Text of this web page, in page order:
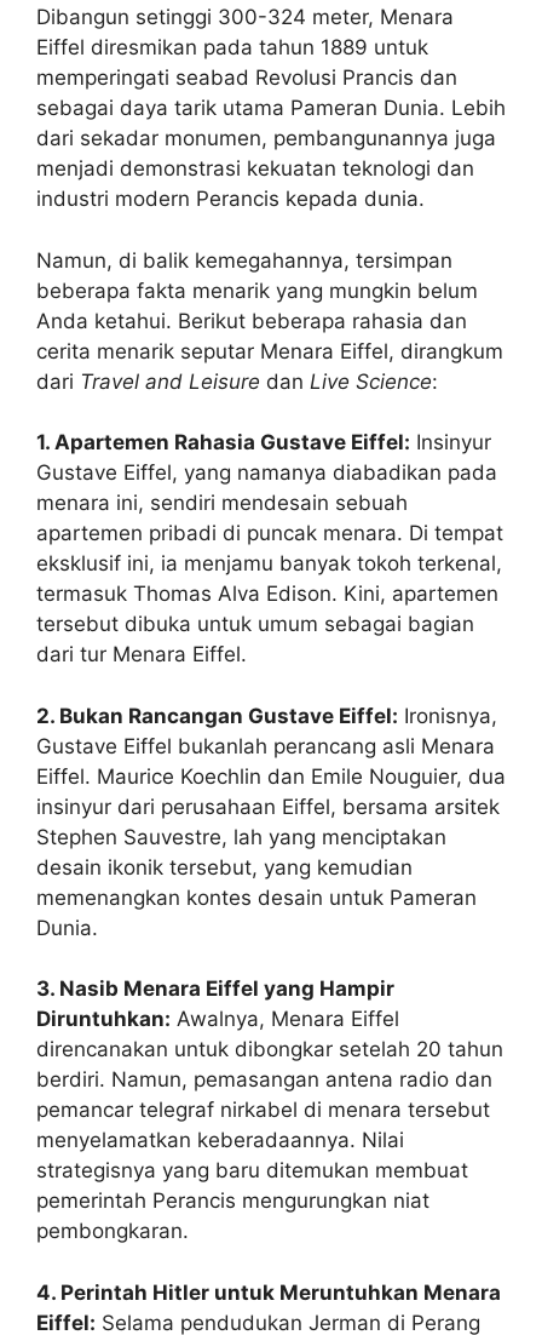
Dibangun setinggi 300-324 meter, Menara
Eiffel diresmikan pada tahun 1889 untuk
memperingati seabad Revolusi Prancis dan
sebagai daya tarik utama Pameran Dunia. Lebih
dari sekadar monumen, pembangunannya juga
menjadi demonstrasi kekuatan teknologi dan
industri modern Perancis kepada dunia.
Namun, di balik kemegahannya, tersimpan
beberapa fakta menarik yang mungkin belum
Anda ketahui. Berikut beberapa rahasia dan
cerita menarik seputar Menara Eiffel, dirangkum
dari Travel and Leisure dan Live Science:
1. Apartemen Rahasia Gustave Eiffel: Insinyur
Gustave Eiffel, yang namanya diabadikan pada
menara ini, sendiri mendesain sebuah
apartemen pribadi di puncak menara. Di tempat
eksklusif ini, ia menjamu banyak tokoh terkenal,
termasuk Thomas Alva Edison. Kini, apartemen
tersebut dibuka untuk umum sebagai bagian
dari tur Menara Eiffel.
2. Bukan Rancangan Gustave Eiffel: Ironisnya,
Gustave Eiffel bukanlah perancang asli Menara
Eiffel. Maurice Koechlin dan Emile Nouguier, dua
insinyur dari perusahaan Eiffel, bersama arsitek
Stephen Sauvestre, lah yang menciptakan
desain ikonik tersebut, yang kemudian
memenangkan kontes desain untuk Pameran
Dunia.
3. Nasib Menara Eiffel yang Hampir
Diruntuhkan: Awalnya, Menara Eiffel
direncanakan untuk dibongkar setelah 20 tahun
berdiri. Namun, pemasangan antena radio dan
pemancar telegraf nirkabel di menara tersebut
menyelamatkan keberadaannya. Nilai
strategisnya yang baru ditemukan membuat
pemerintah Perancis mengurungkan niat
pembongkaran.
4. Perintah Hitler untuk Meruntuhkan Menara
Eiffel: Selama pendudukan Jerman di Perang